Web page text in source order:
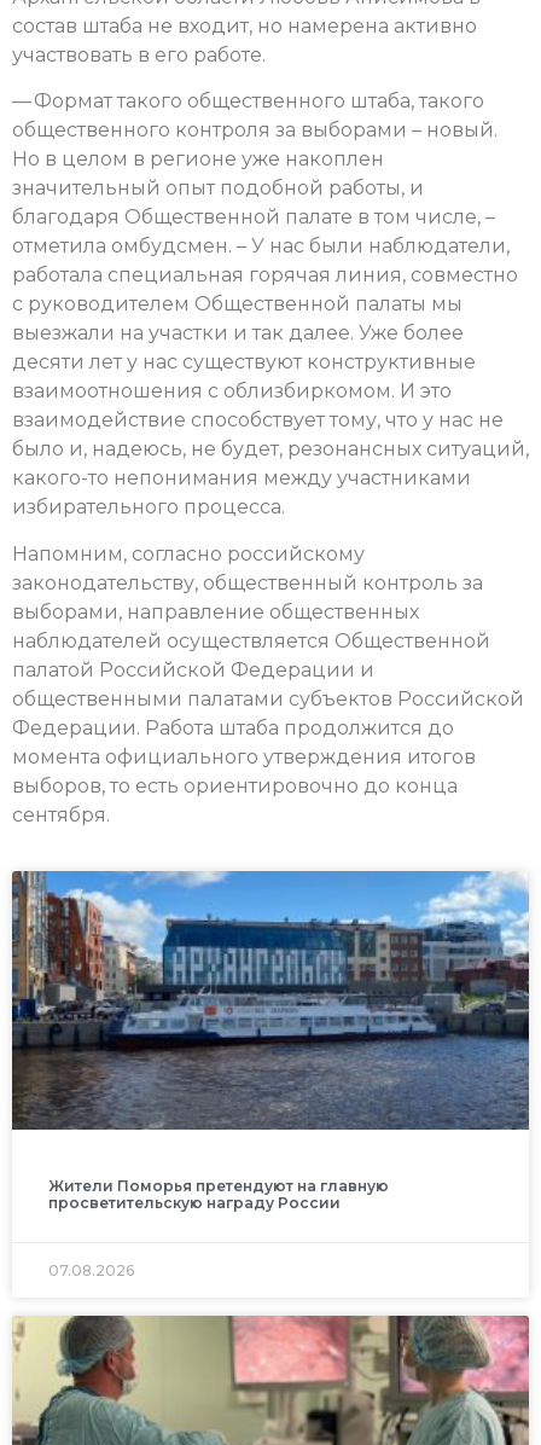
состав штаба не входит, но намерена активно
участвовать в его работе.
— Формат такого общественного штаба, такого
общественного контроля за выборами – новый.
Но в целом в регионе уже накоплен
значительный опыт подобной работы, и
благодаря Общественной палате в том числе, –
отметила омбудсмен. – У нас были наблюдатели,
работала специальная горячая линия, совместно
с руководителем Общественной палаты мы
выезжали на участки и так далее. Уже более
десяти лет у нас существуют конструктивные
взаимоотношения с облизбиркомом. И это
взаимодействие способствует тому, что у нас не
было и, надеюсь, не будет, резонансных ситуаций,
какого-то непонимания между участниками
избирательного процесса.
Напомним, согласно российскому
законодательству, общественный контроль за
выборами, направление общественных
наблюдателей осуществляется Общественной
палатой Российской Федерации и
общественными палатами субъектов Российской
Федерации. Работа штаба продолжится до
момента официального утверждения итогов
выборов, то есть ориентировочно до конца
сентября.
Жители Поморья претендуют на главную
просветительскую награду России
07.08.2026